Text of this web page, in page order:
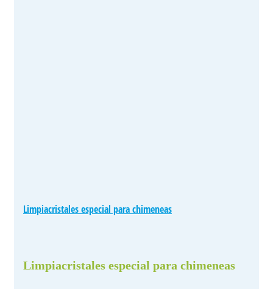
Limpiacristales especial para chimeneas
Limpiacristales especial para chimeneas